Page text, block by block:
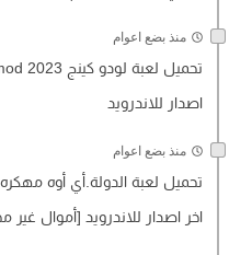
منذ بضع اعوام
اصدار للاندرويد
منذ بضع اعوام
اخر اصدار للاندرويد [أموال غير